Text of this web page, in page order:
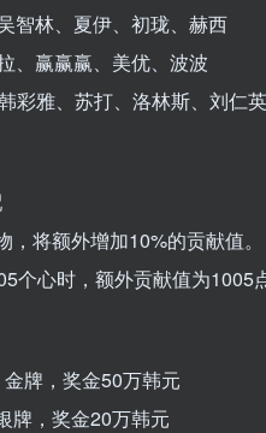
智林、夏伊、初珑、赫西
、赢赢赢、美优、波波
彩雅、苏打、洛林斯、刘仁英
，将额外增加10%的贡献值。
个心时，额外贡献值为1005
牌，奖金50万韩元
牌，奖金20万韩元